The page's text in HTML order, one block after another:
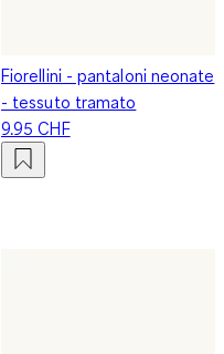
Fiorellini - pantaloni neonate
- tessuto tramato
9.95 CHF